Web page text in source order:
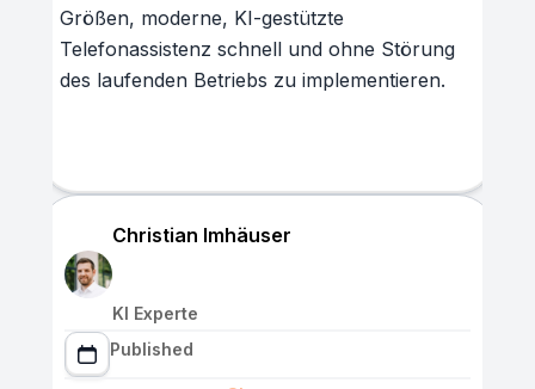
Größen, moderne, KI-gestützte
Telefonassistenz schnell und ohne Störung
des laufenden Betriebs zu implementieren.
Christian Imhäuser
KI Experte
Published